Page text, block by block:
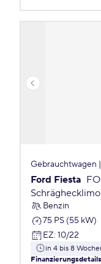
Gebrauchtwagen
Ford Fiesta
Benzin
75 PS (55 kW)
EZ: 10/22
in 4 bis 8
Finanzierungsdetails